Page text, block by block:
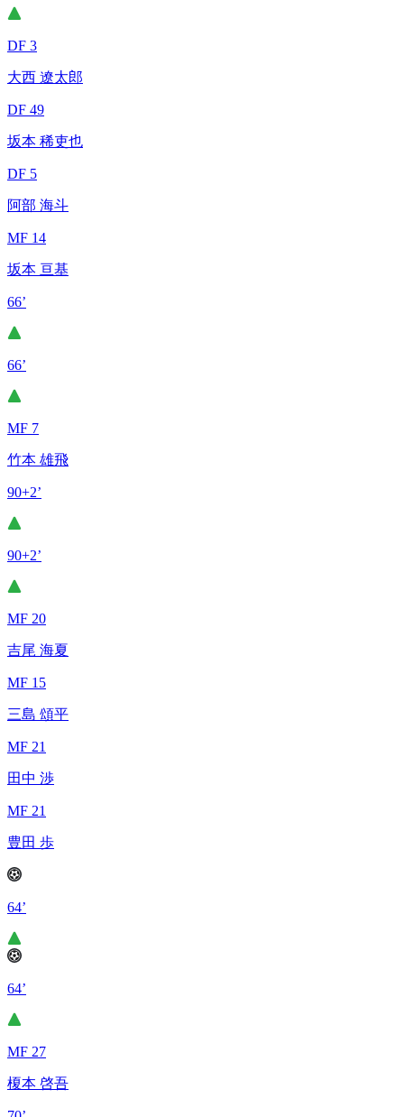
DF 3
大西 遼太郎
DF 49
坂本 稀吏也
DF 5
阿部 海斗
MF 14
坂本 亘基
66’
66’
MF 7
竹本 雄飛
90+2’
90+2’
MF 20
吉尾 海夏
MF 15
三島 頌平
MF 21
田中 渉
MF 21
豊田 歩
64’
64’
MF 27
榎本 啓吾